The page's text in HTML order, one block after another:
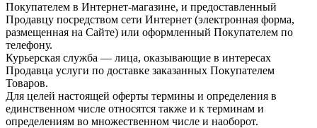
Покупателем в Интернет-магазине, и предоставленный
Продавцу посредством сети Интернет (электронная форма,
размещенная на Сайте) или оформленный Покупателем по
телефону.
Курьерская служба — лица, оказывающие в интересах
Продавца услуги по доставке заказанных Покупателем
Товаров.
Для целей настоящей оферты термины и определения в
единственном числе относятся также и к терминам и
определениям во множественном числе и наоборот.